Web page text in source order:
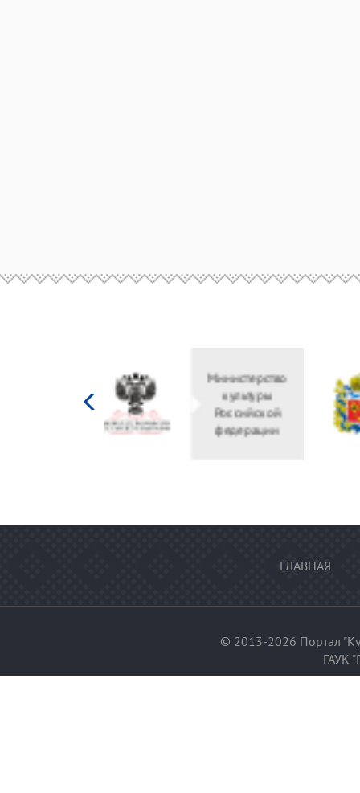
Министерство
культуры
Российской
федерации
ГЛАВНАЯ
© 2013-2026 Портал
ГАУК